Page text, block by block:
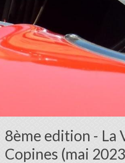
8ème edition - La
Copines (mai